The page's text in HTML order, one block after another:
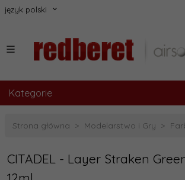
język polski
Kategorie
Strona główna Modelarstwo i Gry
CITADEL - Layer Straken